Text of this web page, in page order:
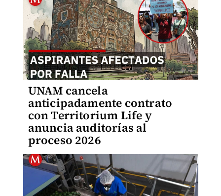
UNAM cancela
anticipadamente contrato
con Territorium Life y
anuncia auditorías al
proceso 2026